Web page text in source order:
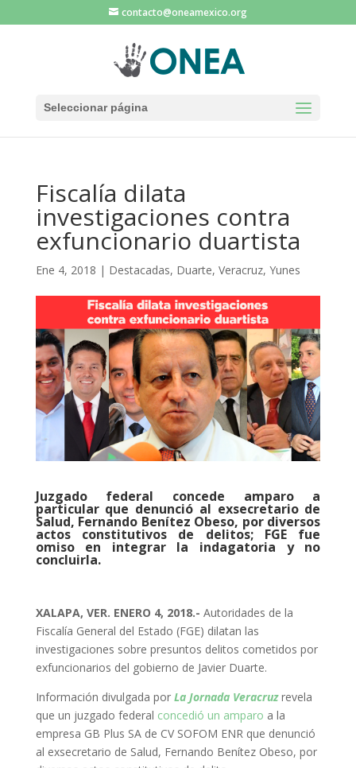
contacto@oneamexico.org
Seleccionar página
Fiscalía dilata
investigaciones contra
exfuncionario duartista
Ene 4, 2018 | Destacadas, Duarte, Veracruz, Yunes
Juzgado federal concede amparo a
particular que denunció al exsecretario de
Salud, Fernando Benítez Obeso, por diversos
actos constitutivos de delitos; FGE fue
omiso en integrar la indagatoria y no
concluirla.
XALAPA, VER. ENERO 4, 2018.- Autoridades de la
Fiscalía General del Estado (FGE) dilatan las
investigaciones sobre presuntos delitos cometidos por
exfuncionarios del gobierno de Javier Duarte.
Información divulgada por La Jornada Veracruzrevela
que un juzgado federal concedió un amparo a la
empresa GB Plus SA de CV SOFOM ENR que denunció
al exsecretario de Salud, Fernando Benítez Obeso, por